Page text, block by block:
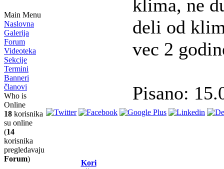
Main Menu
Naslovna
Galerija
Forum
Videoteka
Sekcije
Termini
Banneri
članovi
Who is
Online
18 korisnika
su online
(14
korisnika
pregledavaju
Forum)
klima, ne
deli od
vec 2
Pisano:
Kori